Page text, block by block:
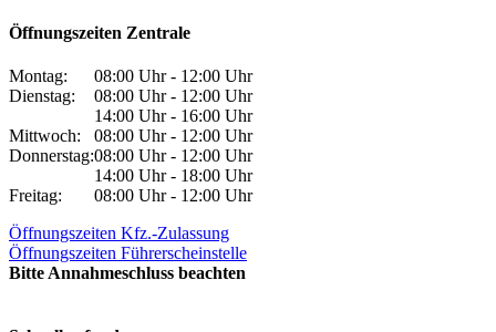
Öffnungszeiten Zentrale
Montag:
08:00 Uhr - 12:00 Uhr
Dienstag:
08:00 Uhr - 12:00 Uhr
14:00 Uhr - 16:00 Uhr
Mittwoch:
08:00 Uhr - 12:00 Uhr
Donnerstag:08:00 Uhr - 12:00 Uhr
14:00 Uhr - 18:00 Uhr
Freitag:
08:00 Uhr - 12:00 Uhr
Öffnungszeiten Kfz.-Zulassung
Öffnungszeiten Führerscheinstelle
Bitte Annahmeschluss beachten